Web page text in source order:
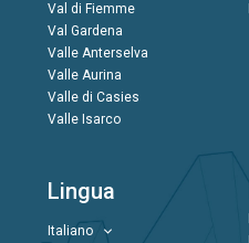
Val di Fiemme
Val Gardena
Valle Anterselva
Valle Aurina
Valle di Casies
Valle Isarco
Lingua
Italiano